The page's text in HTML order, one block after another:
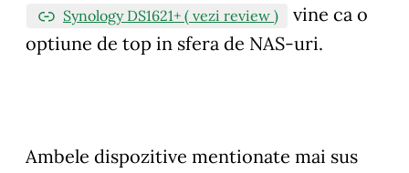
Synology DS1621+ ( vezi review )
vine ca o
optiune de top in sfera de NAS-uri.
Ambele dispozitive mentionate mai sus